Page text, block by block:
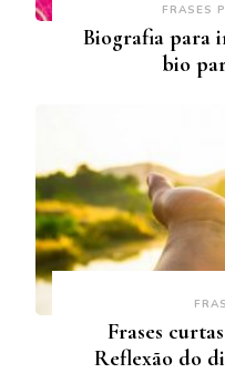
FRASES
Biografia para
bio
Frases
Reflexão do